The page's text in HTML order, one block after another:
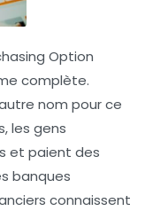
Option
complète.
nom pour ce
les gens
et paient des
banques
connaissent